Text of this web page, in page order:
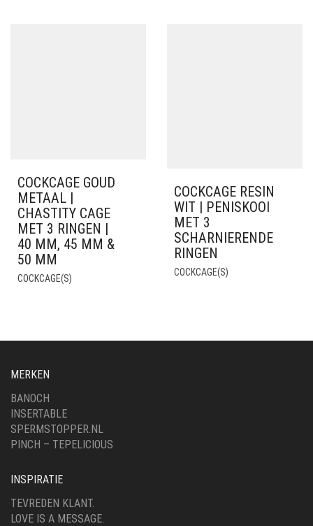
COCKCAGE GOUD
METAAL |
CHASTITY CAGE
MET 3 RINGEN |
40 MM, 45 MM &
50 MM
COCKCAGE(S)
COCKCAGE RESIN
WIT | PENISKOOI
MET 3
SCHARNIERENDE
RINGEN
COCKCAGE(S)
MERKEN
BANOCH
INSERTABLE
SPERMSTOPPER.NL
PINCH – TEPELICIOUS
INSPIRATIE
TEVREDEN KLANT.
LOVE IS A MESSAGE.